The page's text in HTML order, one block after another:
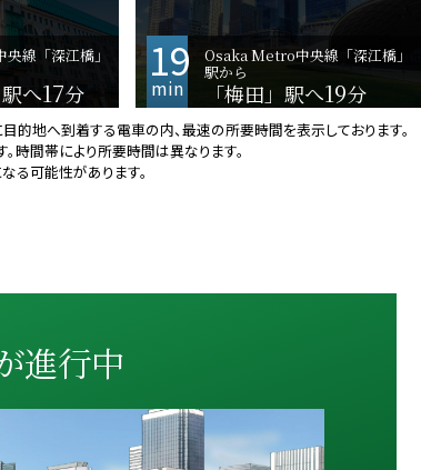
線「深江橋」
へ17分
19
min
Osaka Metro中央線「深江橋」
駅から
「梅田」駅へ19分
的地へ到着する電車の内、最速の所要時間を表示しております。
時間帯により所要時間は異なります。
る可能性があります。
進行中